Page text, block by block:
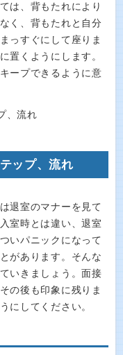
は、背もたれにより
く、背もたれと自分
っすぐにして座りま
置くようにします。
ープできるように意
ップ、流れ
退室のマナーを見て
室時とは違い、退室
いパニックになって
があります。そんな
いきましょう。面接
の後も印象に残りま
にしてください。